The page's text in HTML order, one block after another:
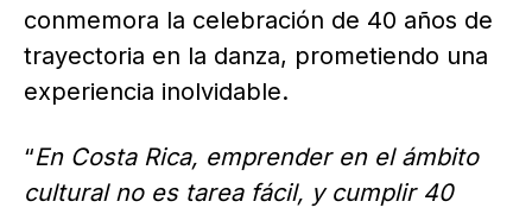
conmemora la celebración de 40 años de
trayectoria en la danza, prometiendo una
experiencia inolvidable.
“En Costa Rica, emprender en el ámbito
cultural no es tarea fácil, y cumplir 40